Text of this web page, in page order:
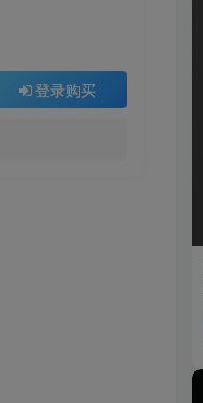
登录购买